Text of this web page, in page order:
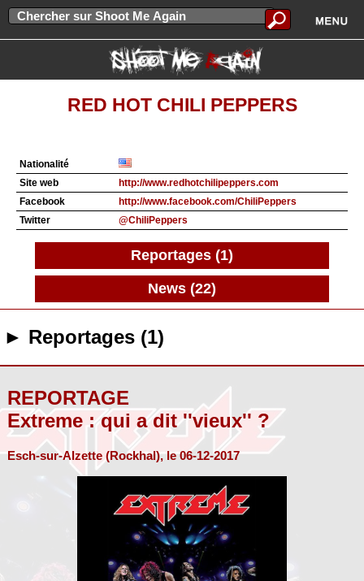
RED HOT CHILI PEPPERS
Nationalité
Site web
http://www.redhotchilipeppers.com
Facebook
http://www.facebook.com/ChiliPeppers
Twitter
@ChiliPeppers
Reportages (1)
News (22)
► Reportages (1)
REPORTAGE
Extreme : qui a dit ''vieux'' ?
Esch-sur-Alzette (Rockhal), le 06-12-2017